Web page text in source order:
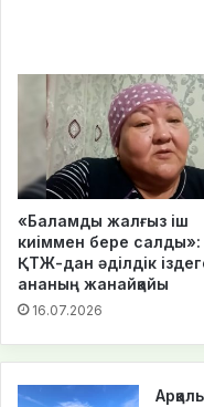
«Баламды жалғыз іш
киіммен бере салды»:
ҚТЖ-дан әділдік
ананың жанайқайы
16.07.2026